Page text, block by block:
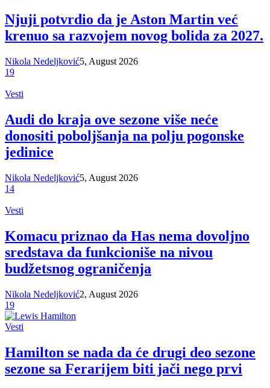
Njuji potvrdio da je Aston Martin već
krenuo sa razvojem novog bolida za 2027.
Nikola Nedeljković5, August 2026
19
Vesti
Audi do kraja ove sezone više neće
donositi poboljšanja na polju pogonske
jedinice
Nikola Nedeljković5, August 2026
14
Vesti
Komacu priznao da Has nema dovoljno
sredstava da funkcioniše na nivou
budžetsnog ograničenja
Nikola Nedeljković2, August 2026
19
Vesti
Hamilton se nada da će drugi deo sezone
sezone sa Ferarijem biti jači nego prvi